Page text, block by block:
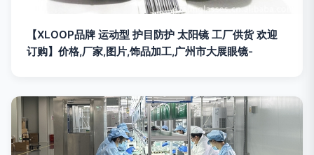
【XLOOP品牌 运动型 护目防护 太阳镜 工厂供货 欢迎
订购】价格,厂家,图片,饰品加工,广州市大展眼镜-